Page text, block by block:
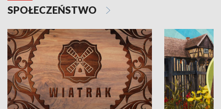
SPOŁECZEŃSTWO